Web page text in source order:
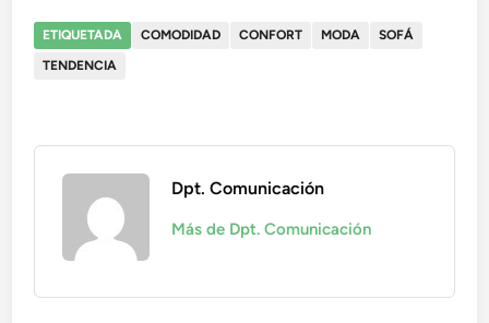
ETIQUETADA COMODIDAD CONFORT MODA
SOFÁ
TENDENCIA
Dpt. Comunicación
Más de Dpt. Comunicación